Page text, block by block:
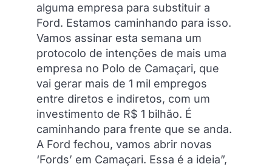
alguma empresa para substituir a
Ford. Estamos caminhando para isso.
Vamos assinar esta semana um
protocolo de intenções de mais uma
empresa no Polo de Camaçari, que
vai gerar mais de 1 mil empregos
entre diretos e indiretos, com um
investimento de R$ 1 bilhão. É
caminhando para frente que se anda.
A Ford fechou, vamos abrir novas
‘Fords’ em Camaçari. Essa é a ideia”,